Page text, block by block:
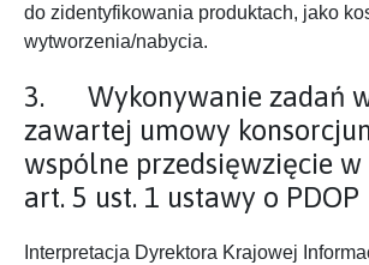
do zidentyfikowania produktach, jako
wytworzenia/nabycia.
3. Wykonywanie zadań
zawartej umowy
wspólne przedsięwzięcie
art. 5 ust. 1 ustawy o PDOP
Interpretacja Dyrektora Krajowej